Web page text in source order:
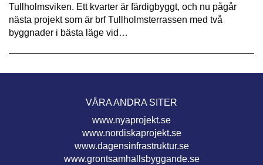
Tullholmsviken. Ett kvarter är färdigbyggt, och nu pågår
nästa projekt som är brf Tullholmsterrassen med två
byggnader i bästa läge vid…
VÅRA ANDRA SITER
www.nyaprojekt.se
www.nordiskaprojekt.se
www.dagensinfrastruktur.se
www.grontsamhallsbyggande.se